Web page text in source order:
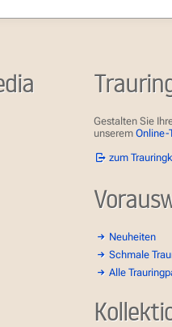
Gestalten Sie
unserem Online-
zum
Neuheiten
Schmale
Alle